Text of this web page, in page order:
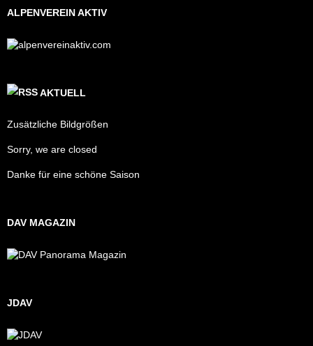
ALPENVEREIN AKTIV
AKTUELL
Zusätzliche Bildgrößen
Sorry, we are closed
Danke für eine schöne Saison
DAV MAGAZIN
JDAV